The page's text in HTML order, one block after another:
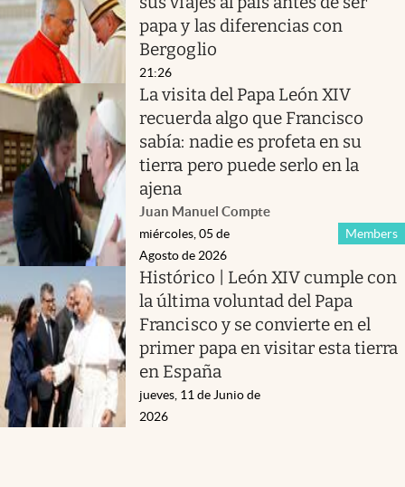
papa y las diferencias con
Bergoglio
21:26
La visita del Papa León XIV
recuerda algo que Francisco
sabía: nadie es profeta en su
tierra pero puede serlo en la
ajena
Juan Manuel Compte
Members
miércoles, 05 de
Agosto de 2026
Histórico | León XIV cumple con
la última voluntad del Papa
Francisco y se convierte en el
primer papa en visitar esta tierra
en España
jueves, 11 de Junio de
2026